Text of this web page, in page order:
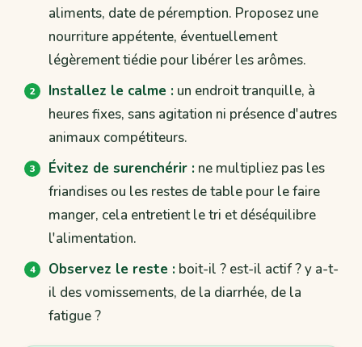
aliments, date de péremption. Proposez une
nourriture appétente, éventuellement
légèrement tiédie pour libérer les arômes.
Installez le calme : un endroit tranquille, à
heures fixes, sans agitation ni présence d'autres
animaux compétiteurs.
Évitez de surenchérir : ne multipliez pas les
friandises ou les restes de table pour le faire
manger, cela entretient le tri et déséquilibre
l'alimentation.
Observez le reste : boit-il ? est-il actif ? y a-t-
il des vomissements, de la diarrhée, de la
fatigue ?